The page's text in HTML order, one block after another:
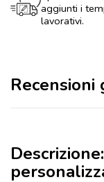
aggiunti i
lavorativi.